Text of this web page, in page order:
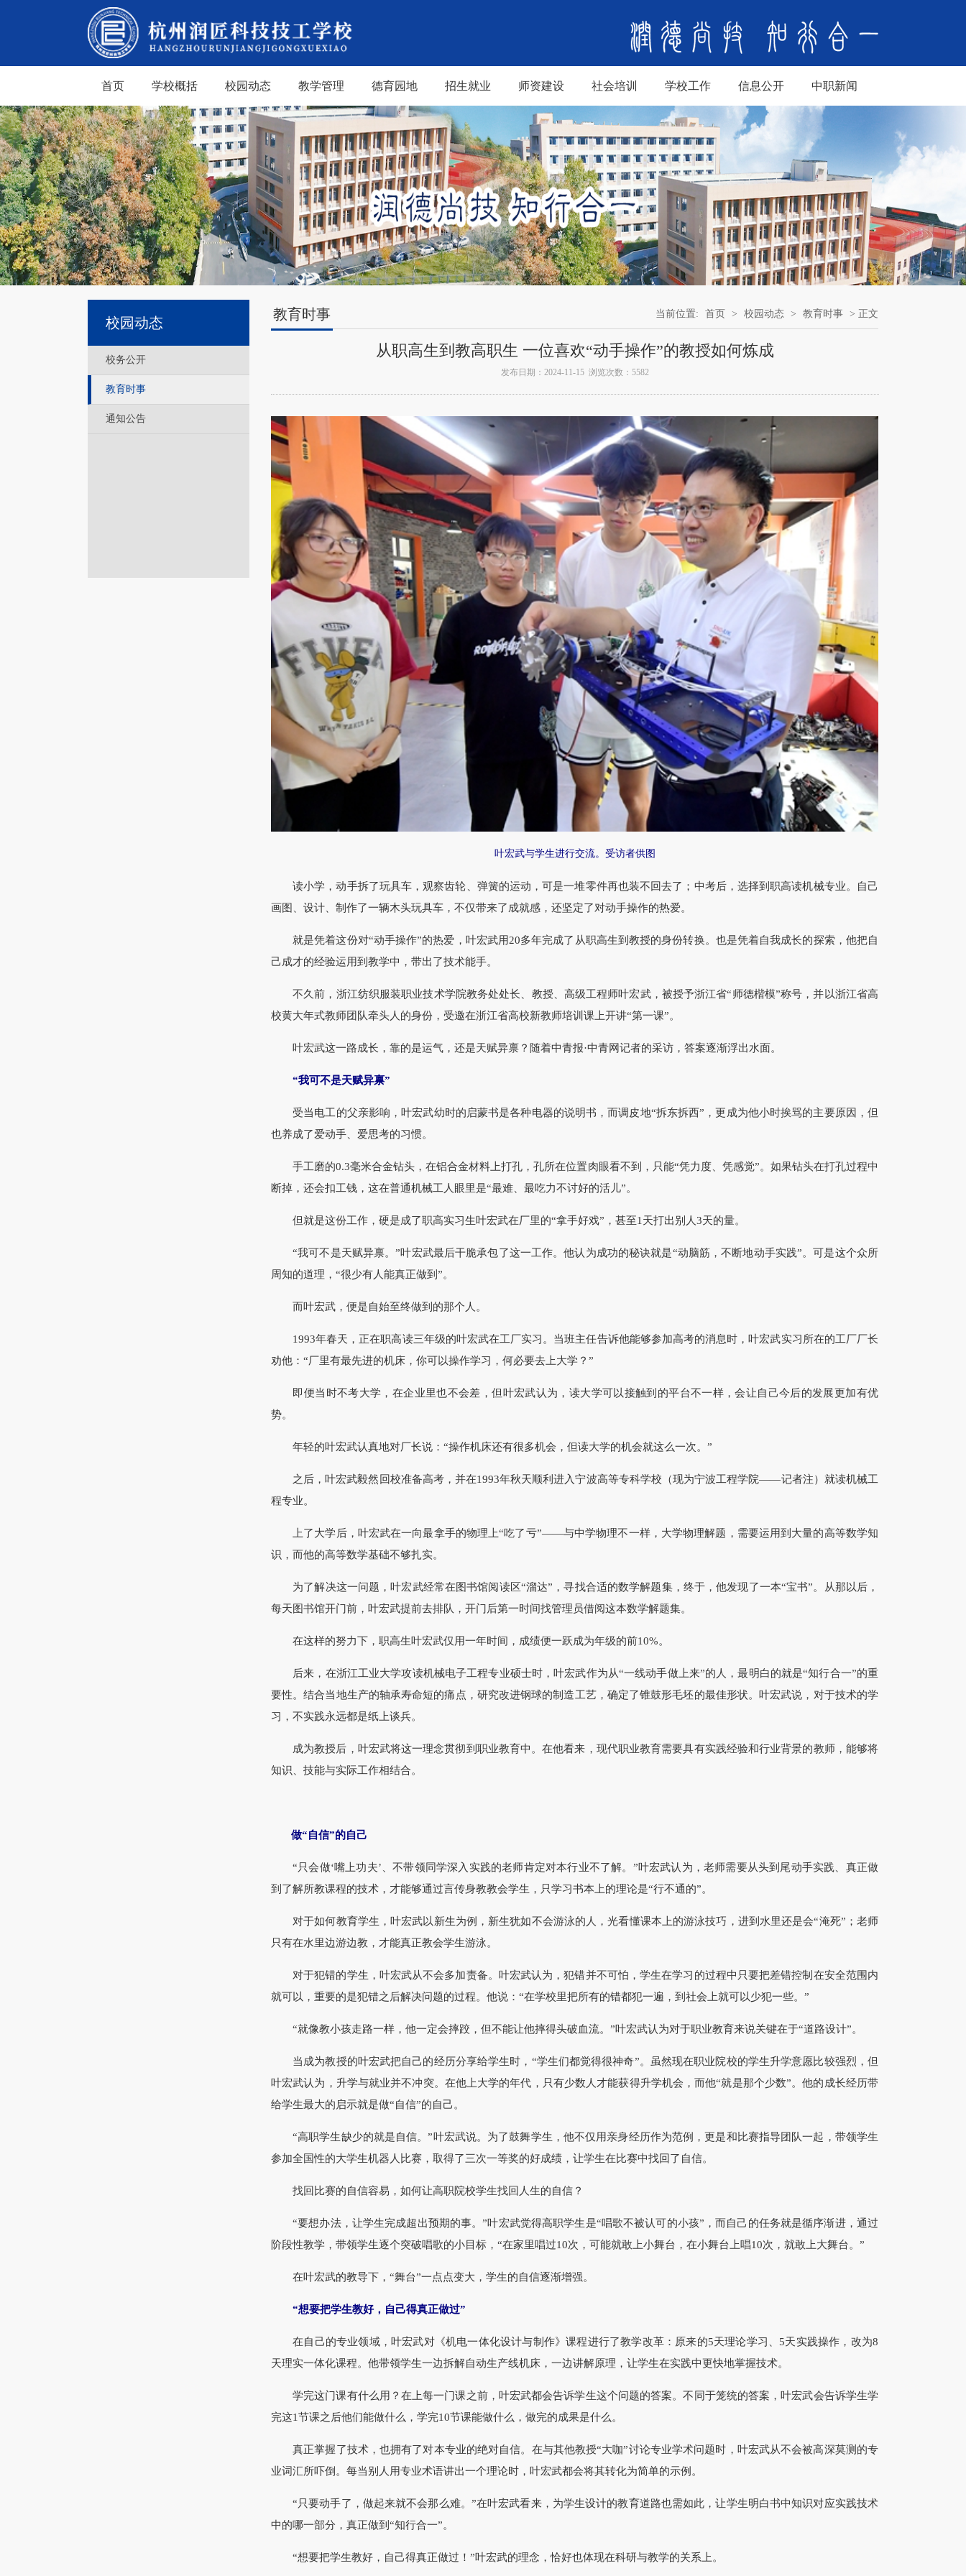
首页 学校概括 校园动态 教学管理 德育园地 招生就业 师资建设 社会培训 学校工作 信息公开 中职新闻
校园动态
校务公开
教育时事
通知公告
教育时事 当前位置: 首页 > 校园动态 > 教育时事 > 正文
从职高生到教高职生 一位喜欢“动手操作”的教授如何炼成
发布日期：2024-11-15 浏览次数：5582
叶宏武与学生进行交流。受访者供图
读小学，动手拆了玩具车，观察齿轮、弹簧的运动，可是一堆零件再也装不回去了；中考后，选择到职高读机械专业。自己
画图、设计、制作了一辆木头玩具车，不仅带来了成就感，还坚定了对动手操作的热爱。
就是凭着这份对“动手操作”的热爱，叶宏武用20多年完成了从职高生到教授的身份转换。也是凭着自我成长的探索，他把自
己成才的经验运用到教学中，带出了技术能手。
不久前，浙江纺织服装职业技术学院教务处处长、教授、高级工程师叶宏武，被授予浙江省“师德楷模”称号，并以浙江省高
校黄大年式教师团队牵头人的身份，受邀在浙江省高校新教师培训课上开讲“第一课”。
叶宏武这一路成长，靠的是运气，还是天赋异禀？随着中青报·中青网记者的采访，答案逐渐浮出水面。
“我可不是天赋异禀”
受当电工的父亲影响，叶宏武幼时的启蒙书是各种电器的说明书，而调皮地“拆东拆西”，更成为他小时挨骂的主要原因，但
也养成了爱动手、爱思考的习惯。
手工磨的0.3毫米合金钻头，在铝合金材料上打孔，孔所在位置肉眼看不到，只能“凭力度、凭感觉”。如果钻头在打孔过程中
断掉，还会扣工钱，这在普通机械工人眼里是“最难、最吃力不讨好的活儿”。
但就是这份工作，硬是成了职高实习生叶宏武在厂里的“拿手好戏”，甚至1天打出别人3天的量。
“我可不是天赋异禀。”叶宏武最后干脆承包了这一工作。他认为成功的秘诀就是“动脑筋，不断地动手实践”。可是这个众所
周知的道理，“很少有人能真正做到”。
而叶宏武，便是自始至终做到的那个人。
1993年春天，正在职高读三年级的叶宏武在工厂实习。当班主任告诉他能够参加高考的消息时，叶宏武实习所在的工厂厂长
劝他：“厂里有最先进的机床，你可以操作学习，何必要去上大学？”
即便当时不考大学，在企业里也不会差，但叶宏武认为，读大学可以接触到的平台不一样，会让自己今后的发展更加有优
势。
年轻的叶宏武认真地对厂长说：“操作机床还有很多机会，但读大学的机会就这么一次。”
之后，叶宏武毅然回校准备高考，并在1993年秋天顺利进入宁波高等专科学校（现为宁波工程学院——记者注）就读机械工
程专业。
上了大学后，叶宏武在一向最拿手的物理上“吃了亏”——与中学物理不一样，大学物理解题，需要运用到大量的高等数学知
识，而他的高等数学基础不够扎实。
为了解决这一问题，叶宏武经常在图书馆阅读区“溜达”，寻找合适的数学解题集，终于，他发现了一本“宝书”。从那以后，
每天图书馆开门前，叶宏武提前去排队，开门后第一时间找管理员借阅这本数学解题集。
在这样的努力下，职高生叶宏武仅用一年时间，成绩便一跃成为年级的前10%。
后来，在浙江工业大学攻读机械电子工程专业硕士时，叶宏武作为从“一线动手做上来”的人，最明白的就是“知行合一”的重
要性。结合当地生产的轴承寿命短的痛点，研究改进钢球的制造工艺，确定了锥鼓形毛坯的最佳形状。叶宏武说，对于技术的学
习，不实践永远都是纸上谈兵。
成为教授后，叶宏武将这一理念贯彻到职业教育中。在他看来，现代职业教育需要具有实践经验和行业背景的教师，能够将
知识、技能与实际工作相结合。
做“自信”的自己
“只会做‘嘴上功夫’、不带领同学深入实践的老师肯定对本行业不了解。”叶宏武认为，老师需要从头到尾动手实践、真正做
到了解所教课程的技术，才能够通过言传身教教会学生，只学习书本上的理论是“行不通的”。
对于如何教育学生，叶宏武以新生为例，新生犹如不会游泳的人，光看懂课本上的游泳技巧，进到水里还是会“淹死”；老师
只有在水里边游边教，才能真正教会学生游泳。
对于犯错的学生，叶宏武从不会多加责备。叶宏武认为，犯错并不可怕，学生在学习的过程中只要把差错控制在安全范围内
就可以，重要的是犯错之后解决问题的过程。他说：“在学校里把所有的错都犯一遍，到社会上就可以少犯一些。”
“就像教小孩走路一样，他一定会摔跤，但不能让他摔得头破血流。”叶宏武认为对于职业教育来说关键在于“道路设计”。
当成为教授的叶宏武把自己的经历分享给学生时，“学生们都觉得很神奇”。虽然现在职业院校的学生升学意愿比较强烈，但
叶宏武认为，升学与就业并不冲突。在他上大学的年代，只有少数人才能获得升学机会，而他“就是那个少数”。他的成长经历带
给学生最大的启示就是做“自信”的自己。
“高职学生缺少的就是自信。”叶宏武说。为了鼓舞学生，他不仅用亲身经历作为范例，更是和比赛指导团队一起，带领学生
参加全国性的大学生机器人比赛，取得了三次一等奖的好成绩，让学生在比赛中找回了自信。
找回比赛的自信容易，如何让高职院校学生找回人生的自信？
“要想办法，让学生完成超出预期的事。”叶宏武觉得高职学生是“唱歌不被认可的小孩”，而自己的任务就是循序渐进，通过
阶段性教学，带领学生逐个突破唱歌的小目标，“在家里唱过10次，可能就敢上小舞台，在小舞台上唱10次，就敢上大舞台。”
在叶宏武的教导下，“舞台”一点点变大，学生的自信逐渐增强。
“想要把学生教好，自己得真正做过”
在自己的专业领域，叶宏武对《机电一体化设计与制作》课程进行了教学改革：原来的5天理论学习、5天实践操作，改为8
天理实一体化课程。他带领学生一边拆解自动生产线机床，一边讲解原理，让学生在实践中更快地掌握技术。
学完这门课有什么用？在上每一门课之前，叶宏武都会告诉学生这个问题的答案。不同于笼统的答案，叶宏武会告诉学生学
完这1节课之后他们能做什么，学完10节课能做什么，做完的成果是什么。
真正掌握了技术，也拥有了对本专业的绝对自信。在与其他教授“大咖”讨论专业学术问题时，叶宏武从不会被高深莫测的专
业词汇所吓倒。每当别人用专业术语讲出一个理论时，叶宏武都会将其转化为简单的示例。
“只要动手了，做起来就不会那么难。”在叶宏武看来，为学生设计的教育道路也需如此，让学生明白书中知识对应实践技术
中的哪一部分，真正做到“知行合一”。
“想要把学生教好，自己得真正做过！”叶宏武的理念，恰好也体现在科研与教学的关系上。